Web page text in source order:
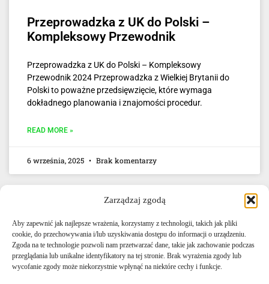
Zarządzaj zgodą
Aby zapewnić jak najlepsze wrażenia, korzystamy z technologii, takich jak pliki
cookie, do przechowywania i/lub uzyskiwania dostępu do informacji o urządzeniu.
Zgoda na te technologie pozwoli nam przetwarzać dane, takie jak zachowanie podczas
przeglądania lub unikalne identyfikatory na tej stronie. Brak wyrażenia zgody lub
wycofanie zgody może niekorzystnie wpłynąć na niektóre cechy i funkcje.
Przeprowadzka z UK do Polski –
Kompleksowy Przewodnik
Przeprowadzka z UK do Polski – Kompleksowy
Przewodnik 2024 Przeprowadzka z Wielkiej Brytanii do
Polski to poważne przedsięwzięcie, które wymaga
dokładnego planowania i znajomości procedur.
READ MORE »
6 września, 2025 Brak komentarzy
E-mail: info@agencjacelna.uk